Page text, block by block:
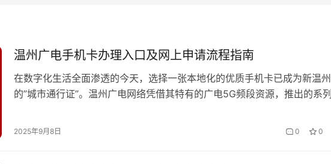
温州广电手机卡办理入口及网上申请流程指南
在数字化生活全面渗透的今天，选择一张本地化的优质手机卡已成为新温
的”城市通行证”。温州广电网络凭借其特有的广电5G频段资源，推出的系
程线上化的”会办卡”服务让办理过程变得像点外卖一样简单。 一、为什么
2025年9月8日 0 0